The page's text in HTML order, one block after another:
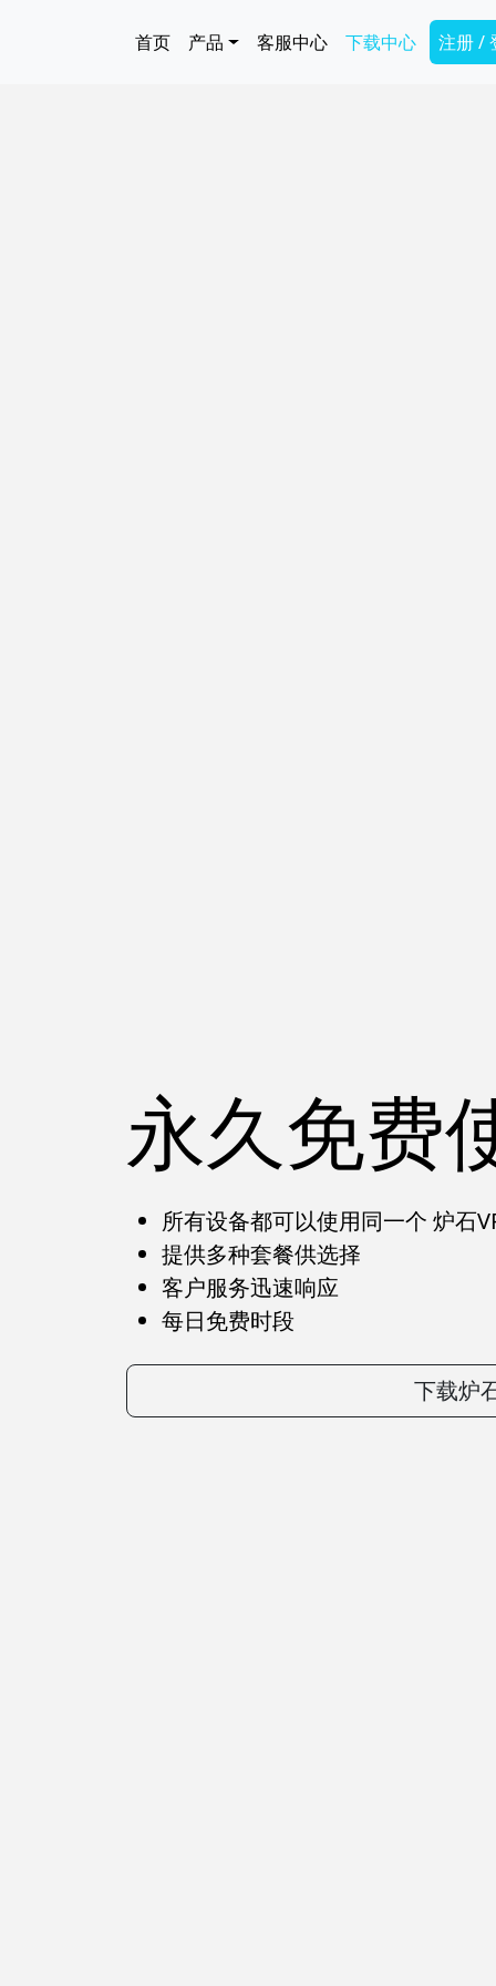
Main navigation
首页 产品 客服中心 下载中心 注册 /
永久免费
所有设备都可以使用同一个 炉石
提供多种套餐供选择
客户服务迅速响应
每日免费时段
下载炉